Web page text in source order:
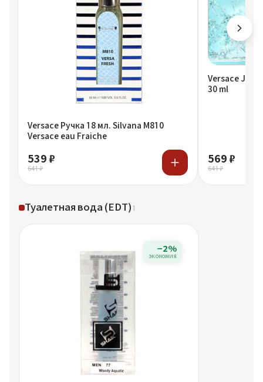
Versace Ручка 18 мл. Silvana M810
Versace eau Fraiche
539 ₽
641 ₽
Versace
30 ml
569 ₽
641 ₽
Туалетная вода (EDT)1
−2%
экономия